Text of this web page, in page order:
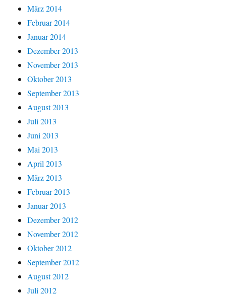
März 2014
Februar 2014
Januar 2014
Dezember 2013
November 2013
Oktober 2013
September 2013
August 2013
Juli 2013
Juni 2013
Mai 2013
April 2013
März 2013
Februar 2013
Januar 2013
Dezember 2012
November 2012
Oktober 2012
September 2012
August 2012
Juli 2012